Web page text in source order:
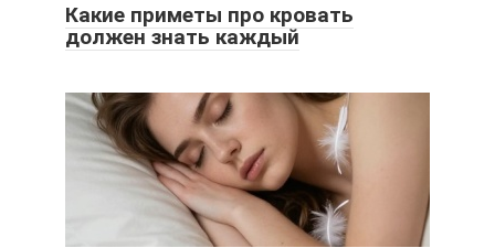
Какие приметы про кровать
должен знать каждый